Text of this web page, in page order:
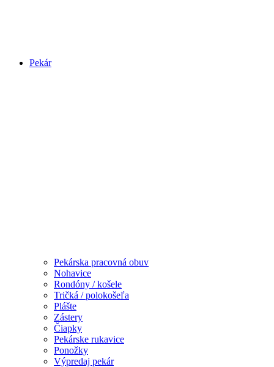
Pekár
Pekárska pracovná obuv
Nohavice
Rondóny / košele
Tričká / polokošeľa
Plášte
Zástery
Čiapky
Pekárske rukavice
Ponožky
Výpredaj pekár